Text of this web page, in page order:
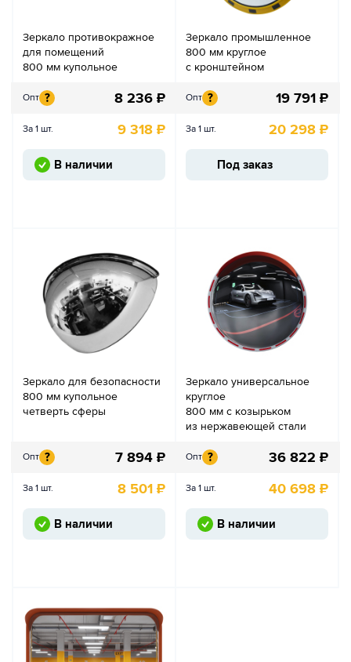
Зеркало противокражное
для помещений
800 мм купольное
Опт ? 8 236 ₽
За 1 шт. 9 318 ₽
В наличии
Зеркало промышленное
800 мм круглое
с кронштейном
Опт ? 19 791 ₽
За 1 шт. 20 298 ₽
Под заказ
Зеркало для безопасности
800 мм купольное
четверть сферы
Опт ? 7 894 ₽
За 1 шт. 8 501 ₽
В наличии
Зеркало универсальное
круглое
800 мм с козырьком
из нержавеющей стали
Опт ? 36 822 ₽
За 1 шт. 40 698 ₽
В наличии